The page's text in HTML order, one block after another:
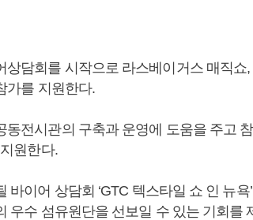
상담회를 시작으로 라스베이거스 매직쇼
가를 지원한다.
동전시관의 구축과 운영에 도움을 주고
원한다.
바이어 상담회 ‘GTC 텍스타일 쇼 인 뉴
우수 섬유원단을 선보일 수 있는 기회를